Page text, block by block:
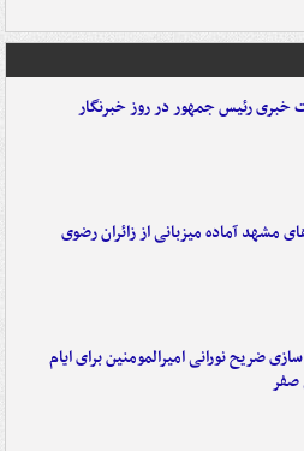
رئیس جمهور در روز خبرنگار
مشهد آماده میزبانی از زائران رضوی
ضریح نورانی امیرالمومنین برای ایام
صفر